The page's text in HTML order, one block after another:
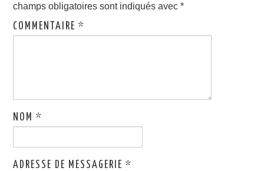
champs obligatoires sont indiqués avec*
COMMENTAIRE*
NOM*
ADRESSE DE MESSAGERIE*